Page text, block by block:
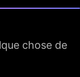
/ 1
10 sec / 1
chose de